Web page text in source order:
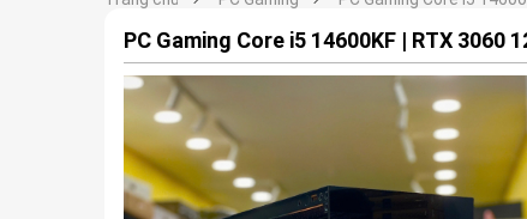
PC Gaming Core i5 14600KF | RTX 3060